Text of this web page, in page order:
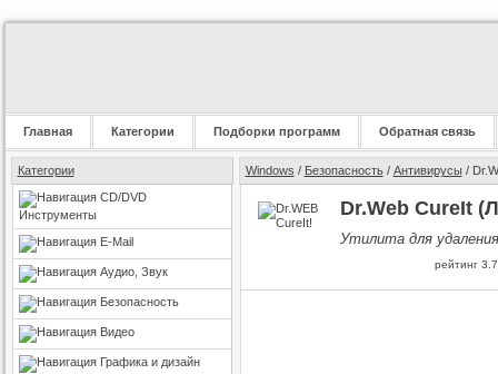
Главная Категории Подборки программ Обратная связь
Категории
CD/DVD
Инструменты
E-Mail
Аудио, Звук
Безопасность
Видео
Графика и дизайн
Windows / Безопасность/ Антивирусы/
Dr.Web CureIt
Утилита для
рейтинг 3.7